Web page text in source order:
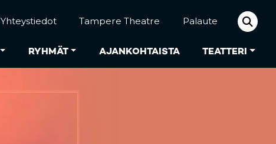
RYHMÄT AJANKOHTAISTA TEATTERI
Yhteystiedot Tampere Theatre Palaute